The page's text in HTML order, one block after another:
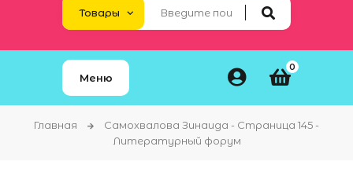
Меню
0
Главная
Самохвалова Зинаида - Страница 145 -
Литературный форум